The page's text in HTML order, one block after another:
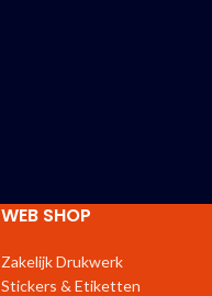
WEB SHOP
Zakelijk Drukwerk
Stickers & Etiketten